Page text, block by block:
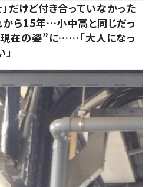
」だけど付き合っていなかった
から15年…小中高と同じだっ
在の姿”に……「大人になっ